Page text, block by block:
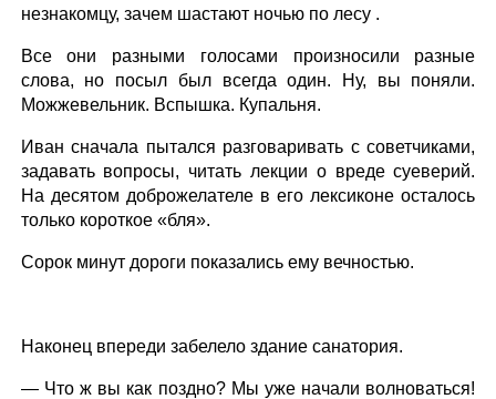
незнакомцу, зачем шастают ночью по лесу .
Все они разными голосами произносили разные
слова, но посыл был всегда один. Ну, вы поняли.
Можжевельник. Вспышка. Купальня.
Иван сначала пытался разговаривать с советчиками,
задавать вопросы, читать лекции о вреде суеверий.
На десятом доброжелателе в его лексиконе осталось
только короткое «бля».
Сорок минут дороги показались ему вечностью.
Наконец впереди забелело здание санатория.
— Что ж вы как поздно? Мы уже начали волноваться!